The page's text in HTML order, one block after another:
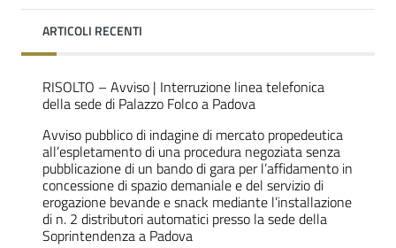
ARTICOLI RECENTI
RISOLTO – Avviso | Interruzione linea telefonica
della sede di Palazzo Folco a Padova
Avviso pubblico di indagine di mercato propedeutica
all’espletamento di una procedura negoziata senza
pubblicazione di un bando di gara per l’affidamento in
concessione di spazio demaniale e del servizio di
erogazione bevande e snack mediante l’installazione
di n. 2 distributori automatici presso la sede della
Soprintendenza a Padova